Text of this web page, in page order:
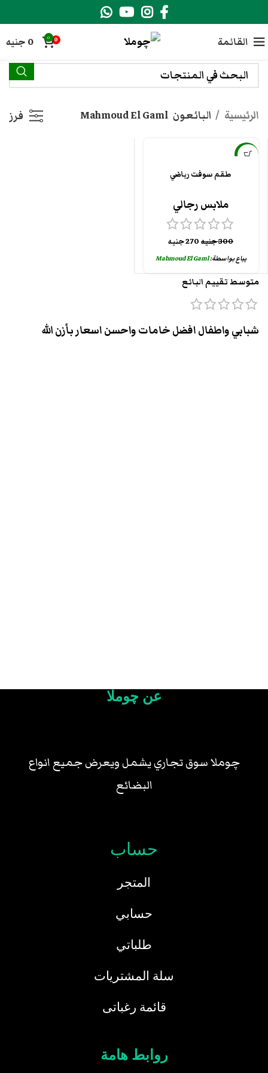
القائمة 0
0
0 جنيه
الرئيسية البائعون Mahmoud El Gaml فرز
-10%
طقم سوفت رياضي
ملابس رجالي
300جنيه 270جنيه
يباع بواسطة:Mahmoud El Gaml
متوسط تقييم البائع
شبابي واطفال افضل خامات واحسن اسعار بأزن الله
عن چوملا
چوملا سوق تجاري يشمل ويعرض جميع انواع
البضائع
حساب
المتجر
حسابي
طلباتي
سلة المشتريات
قائمة رغباتى
روابط هامة